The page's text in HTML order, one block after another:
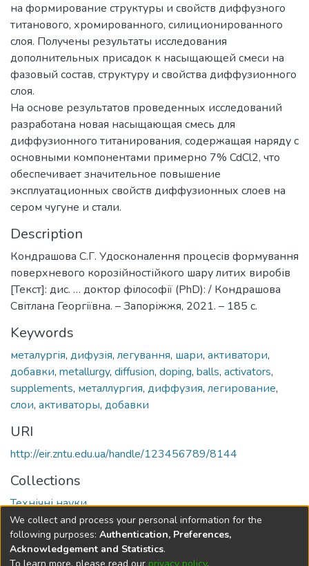
на формирование структуры и свойств диффузного
титанового, хромированного, силиционированного
слоя. Получены результаты исследования
дополнительных присадок к насыщающей смеси на
фазовый состав, структуру и свойства диффузионного
слоя.
На основе результатов проведенных исследований
разработана новая насыщающая смесь для
диффузионного титанирования, содержащая наряду с
основными компонентами примерно 7% CdCl2, что
обеспечивает значительное повышение
эксплуатационных свойств диффузионных слоев на
сером чугуне и стали.
Description
Кондрашова С.Г. Удосконалення процесів формування
поверхневого корозійностійкого шару литих виробів
[Текст]: дис. … доктор філософії (PhD): / Кондрашова
Світлана Георгіївна. – Запоріжжя, 2021. – 185 с.
Keywords
металургія, дифузія, легування, шари, активатори,
добавки, metallurgy, diffusion, doping, balls, activators,
supplements, металлургия, диффузия, легирование,
слои, активаторы, добавки
URI
http://eir.zntu.edu.ua/handle/123456789/8144
Collections
Технічні науки
Full item page
We collect and process your personal information for the
following purposes: Authentication, Preferences,
Acknowledgement and Statistics.